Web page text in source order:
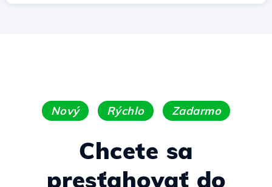
Nový Rýchlo Zadarmo
Chcete sa
presťahovať do